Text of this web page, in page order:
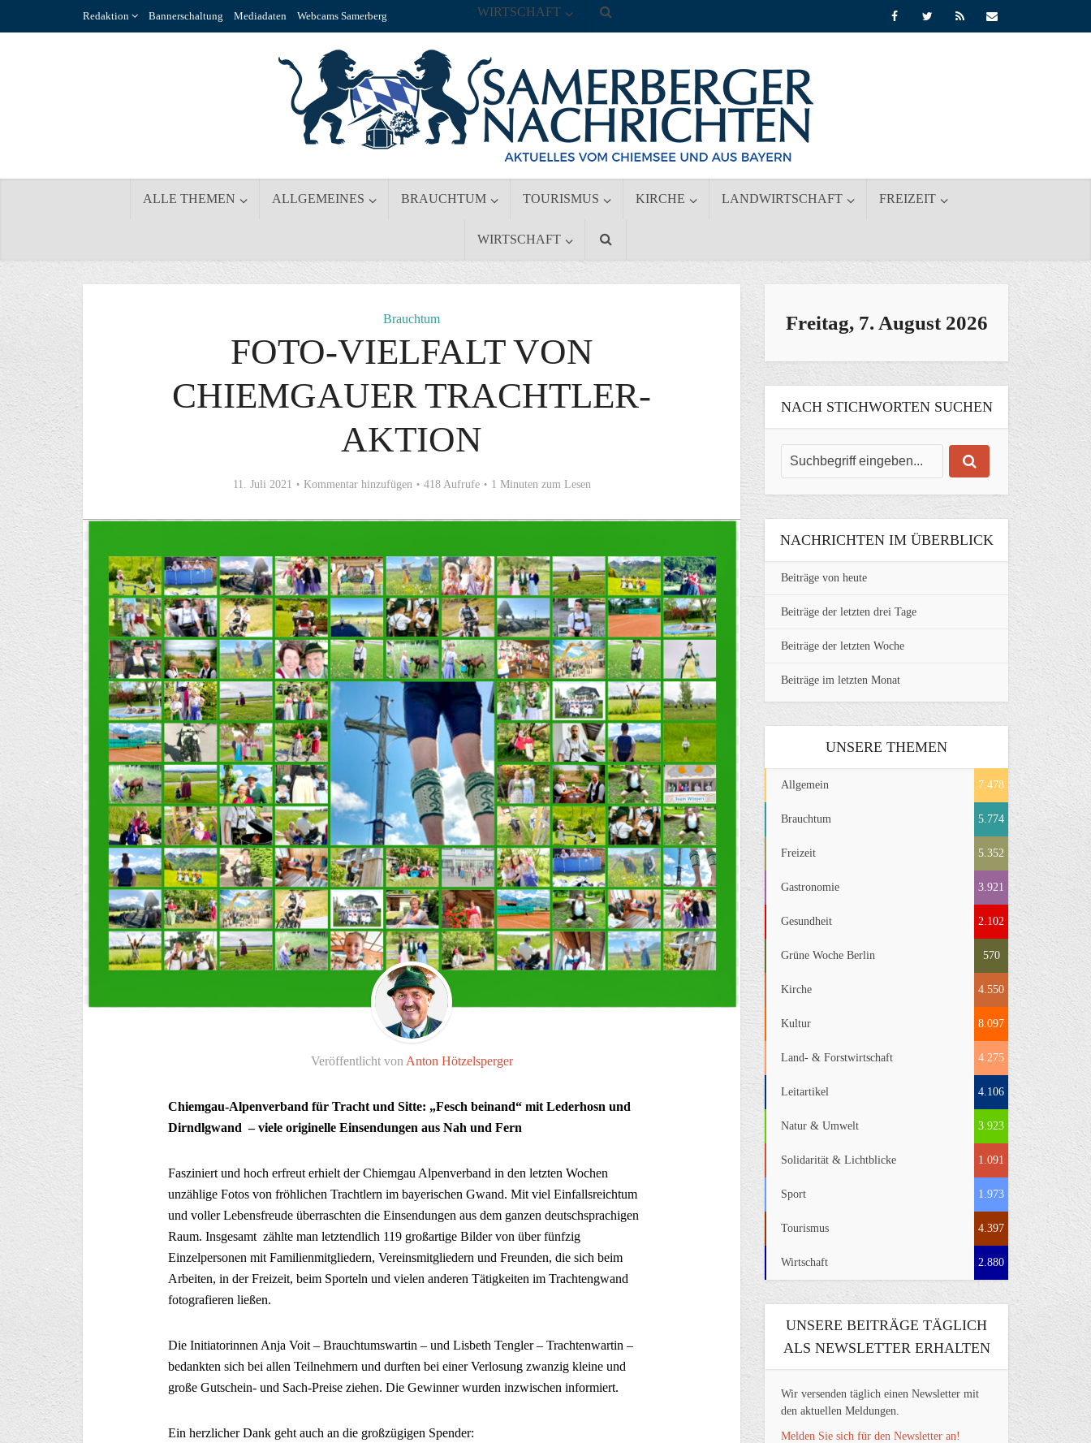
Redaktion Bannerschaltung Mediadaten Webcams Samerberg
ALLE THEMEN ALLGEMEINES BRAUCHTUM TOURISMUS KIRCHE LANDWIRTSCHAFT FREIZEIT
WIRTSCHAFT
WIRTSCHAFT
Brauchtum
FOTO-VIELFALT VON
CHIEMGAUER TRACHTLER-
AKTION
11. Juli 2021 Kommentar hinzufügen 418 Aufrufe 1 Minuten zum Lesen
Veröffentlicht von Anton Hötzelsperger
Chiemgau-Alpenverband für Tracht und Sitte: „Fesch beinand“ mit Lederhosn und
Dirndlgwand – viele originelle Einsendungen aus Nah und Fern
Fasziniert und hoch erfreut erhielt der Chiemgau Alpenverband in den letzten Wochen
unzählige Fotos von fröhlichen Trachtlern im bayerischen Gwand. Mit viel Einfallsreichtum
und voller Lebensfreude überraschten die Einsendungen aus dem ganzen deutschsprachigen
Raum. Insgesamt zählte man letztendlich 119 großartige Bilder von über fünfzig
Einzelpersonen mit Familienmitgliedern, Vereinsmitgliedern und Freunden, die sich beim
Arbeiten, in der Freizeit, beim Sporteln und vielen anderen Tätigkeiten im Trachtengwand
fotografieren ließen.
Die Initiatorinnen Anja Voit – Brauchtumswartin – und Lisbeth Tengler – Trachtenwartin –
bedankten sich bei allen Teilnehmern und durften bei einer Verlosung zwanzig kleine und
große Gutschein- und Sach-Preise ziehen. Die Gewinner wurden inzwischen informiert.
Ein herzlicher Dank geht auch an die großzügigen Spender:
Freitag, 7. August 2026
NACH STICHWORTEN SUCHEN
NACHRICHTEN IM ÜBERBLICK
Beiträge von heute
Beiträge der letzten drei Tage
Beiträge der letzten Woche
Beiträge im letzten Monat
UNSERE THEMEN
Allgemein 7.478
Brauchtum 5.774
Freizeit 5.352
Gastronomie 3.921
Gesundheit 2.102
Grüne Woche Berlin 570
Kirche 4.550
Kultur 8.097
Land- & Forstwirtschaft 4.275
Leitartikel 4.106
Natur & Umwelt 3.923
Solidarität & Lichtblicke 1.091
Sport 1.973
Tourismus 4.397
Wirtschaft 2.880
UNSERE BEITRÄGE TÄGLICH
ALS NEWSLETTER ERHALTEN
Wir versenden täglich einen Newsletter mit
den aktuellen Meldungen.
Melden Sie sich für den Newsletter an!